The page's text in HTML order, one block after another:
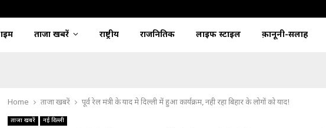
क्राइम ताजा खबरें राष्ट्रीय राजनितिक लाइफ स्टाइल क़ानूनी-सलाह
Home ताजा खबरें पूर्व रेल मंत्री के याद मे दिल्ली में हुआ कार्यक्रम, नही रहा बिहार के लोगों को याद!
ताजा खबरें नई दिल्ली